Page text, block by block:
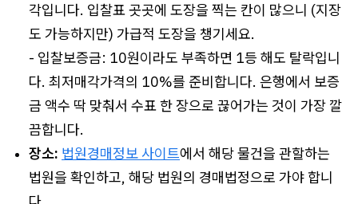
각입니다. 입찰표 곳곳에 도장을 찍는 칸이 많으니 (지장
도 가능하지만) 가급적 도장을 챙기세요.
- 입찰보증금: 10원이라도 부족하면 1등 해도 탈락입니
다. 최저매각가격의 10%를 준비합니다. 은행에서 보증
금 액수 딱 맞춰서 수표 한 장으로 끊어가는 것이 가장 깔
끔합니다.
장소: 법원경매정보 사이트에서 해당 물건을 관할하는
법원을 확인하고, 해당 법원의 경매법정으로 가야 합니